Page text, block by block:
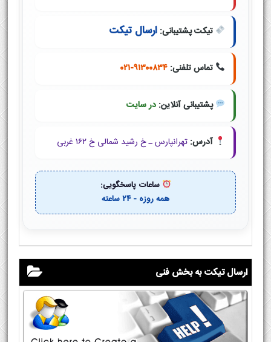
تیکت پشتیبانی: ارسال تیکت
تماس تلفنی: ۰۲۱-۹۱۳۰۰۸۳۴
پشتیبانی آنلاین: در سایت
آدرس: تهرانپارس ـ خ رشید شمالی خ ۱۶۲ غربی
ساعات پاسخگویی:
همه روزه - ۲۴ ساعته
ارسال تیکت به بخش فنی